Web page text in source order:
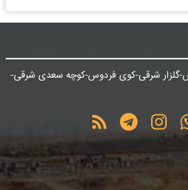
گلزار شرقی-کوی فردوس-کوچه سعدی شرقی-